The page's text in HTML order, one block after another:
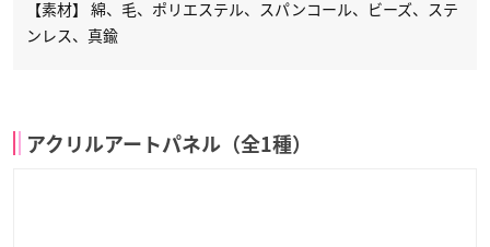
【素材】 綿、毛、ポリエステル、スパンコール、ビーズ、ステ
ンレス、真鍮
アクリルアートパネル（全1種）